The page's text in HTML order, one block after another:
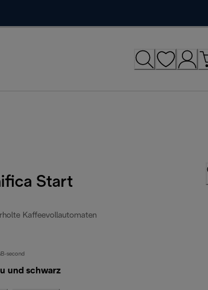
Start
Kaffeevollautomaten
second
und schwarz